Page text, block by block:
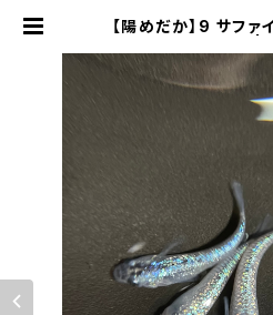
【陽めだか】9 サフ